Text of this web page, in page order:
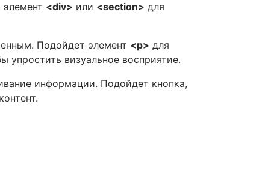
<div> или <section> для
Подойдет элемент <p> для
упростить визуальное восприятие.
информации. Подойдет кнопка,